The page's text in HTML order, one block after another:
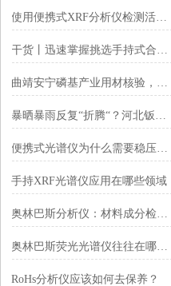
使用便携式XRF分析仪检测活性炭中的金元
干货丨迅速掌握挑选手持式合金分析仪的方法
曲靖安宁磷基产业用材核验，适配高原酸碱腐蚀工况
暴晒暴雨反复“折腾“？河北钣金机柜靠光谱仪*治雨季批量翻车
便携式光谱仪为什么需要稳压电源？
手持XRF光谱仪应用在哪些领域
奥林巴斯分析仪：材料成分检测的“精准解码师”​
奥林巴斯荧光光谱仪往往在哪些场所中运用呢？
RoHs分析仪应该如何去保养？